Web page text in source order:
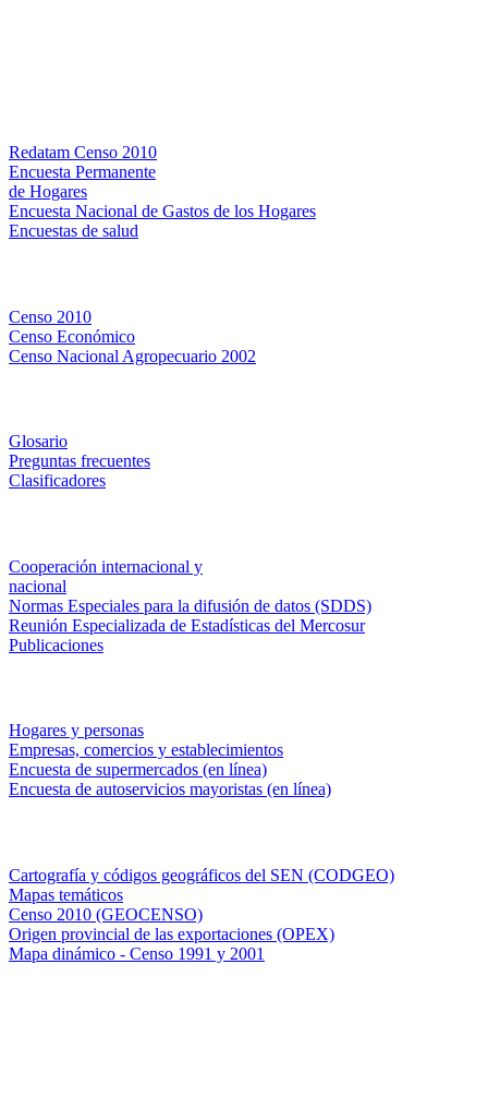
Redatam Censo 2010
Encuesta Permanente
de Hogares
Encuesta Nacional de Gastos de los Hogares
Encuestas de salud
Censo 2010
Censo Económico
Censo Nacional Agropecuario 2002
Glosario
Preguntas frecuentes
Clasificadores
Cooperación internacional y
nacional
Normas Especiales para la difusión de datos (SDDS)
Reunión Especializada de Estadísticas del Mercosur
Publicaciones
Hogares y personas
Empresas, comercios y establecimientos
Encuesta de supermercados (en línea)
Encuesta de autoservicios mayoristas (en línea)
Cartografía y códigos geográficos del SEN (CODGEO)
Mapas temáticos
Censo 2010 (GEOCENSO)
Origen provincial de las exportaciones (OPEX)
Mapa dinámico - Censo 1991 y 2001